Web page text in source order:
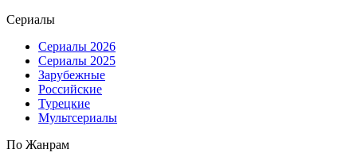
Сериалы
Сериалы 2026
Сериалы 2025
Зарубежные
Российские
Турецкие
Мультсериалы
По Жанрам